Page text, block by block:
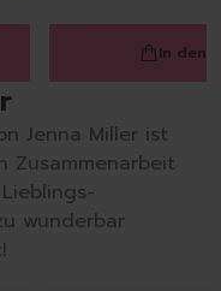
In den
Jenna Miller ist
Zusammenarbeit
wunderbar